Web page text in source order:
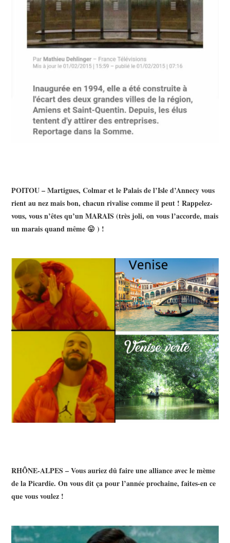
POITOU – Martigues, Colmar et le Palais de l’Isle d’Annecy vous
rient au nez mais bon, chacun rivalise comme il peut ! Rappelez-
vous, vous n’êtes qu’un MARAIS (très joli, on vous l’accorde, mais
un marais quand même 😛 ) !
RHÔNE-ALPES – Vous auriez dû faire une alliance avec le mème
de la Picardie. On vous dit ça pour l’année prochaine, faites-en ce
que vous voulez !